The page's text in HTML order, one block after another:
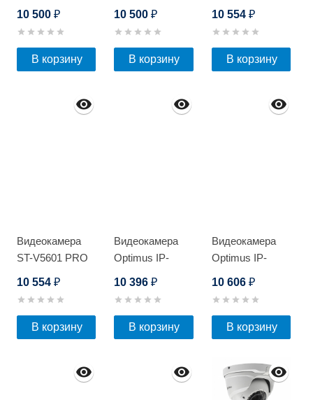
10 500 ₽
В корзину
10 500₽
В корзину
10 554 ₽
В корзину
Видеокамера
ST-V5601 PRO
10 554 ₽
В корзину
Видеокамера
Optimus IP-
10 396₽
В корзину
Видеокамера
Optimus IP-
10 606 ₽
В корзину